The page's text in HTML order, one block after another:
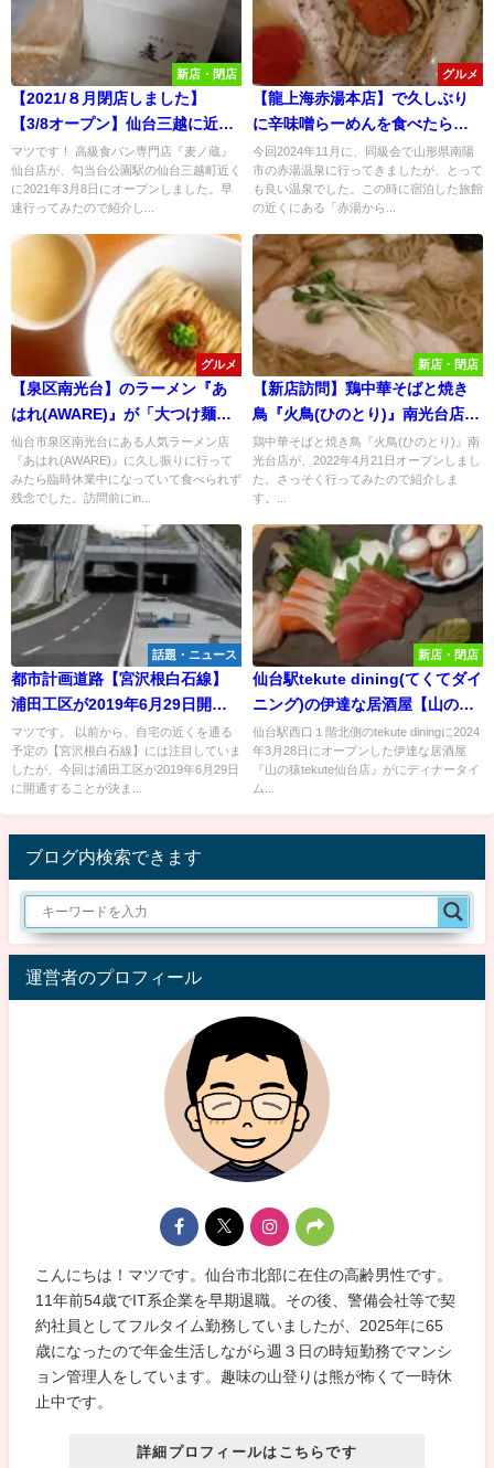
新店・閉店
【2021/８月閉店しました】
【3/8オープン】仙台三越に近い
高級食パン専門店『 麦ノ蔵 』仙
台店に行ってみた！
マツです！ 高級食パン専門店『麦ノ蔵』
仙台店が、勾当台公園駅の仙台三越町近く
に2021年3月8日にオープンしました。早
速行ってみたので紹介し...
グルメ
【龍上海赤湯本店】で久しぶり
に辛味噌らーめんを食べたら間
違いない美味しさだったが、激
混みだった！
今回2024年11月に、同級会で山形県南陽
市の赤湯温泉に行ってきましたが、とって
も良い温泉でした。この時に宿泊した旅館
の近くにある「赤湯から...
グルメ
【泉区南光台】のラーメン『あ
はれ(AWARE)』が「大つけ麺
博」出場の為10/27～11/11迄臨
時休業中！
仙台市泉区南光台にある人気ラーメン店
『あはれ(AWARE)』に久し振りに行って
みたら臨時休業中になっていて食べられず
残念でした。訪問前にin...
新店・閉店
【新店訪問】鶏中華そばと焼き
鳥『火鳥(ひのとり)』南光台店に
行ってみた！
鶏中華そばと焼き鳥『火鳥(ひのとり)』南
光台店が、2022年4月21日オープンしまし
た。さっそく行ってみたので紹介しま
す。...
話題・ニュース
都市計画道路【宮沢根白石線】
浦田工区が2019年6月29日開
通！
マツです。 以前から、自宅の近くを通る
予定の【宮沢根白石線】には注目していま
したが、今回は浦田工区が2019年6月29日
に開通することが決ま...
新店・閉店
仙台駅tekute dining(てくてダイ
ニング)の伊達な居酒屋【山の猿
tekute仙台店】に行ってみた！
仙台駅西口１階北側のtekute diningに2024
年3月28日にオープンした伊達な居酒屋
『山の猿tekute仙台店』がにディナータイ
ム...
ブログ内検索できます
運営者のプロフィール
こんにちは！マツです。仙台市北部に在住の高齢男性です。
11年前54歳でIT系企業を早期退職。その後、警備会社等で契
約社員としてフルタイム勤務していましたが、2025年に65
歳になったので年金生活しながら週３日の時短勤務でマンシ
ョン管理人をしています。趣味の山登りは熊が怖くて一時休
止中です。
詳細プロフィールはこちらです